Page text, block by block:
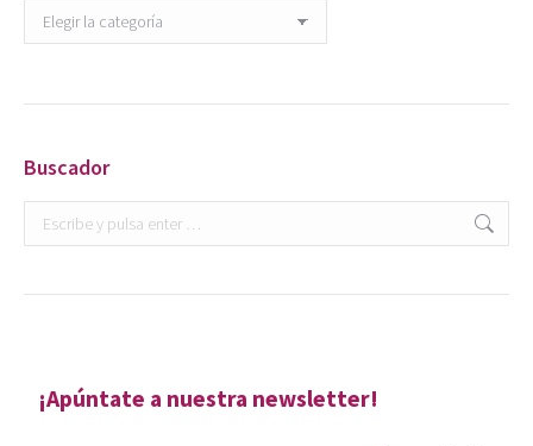
Categorías
Buscador
Buscar:
¡Apúntate a nuestra newsletter!